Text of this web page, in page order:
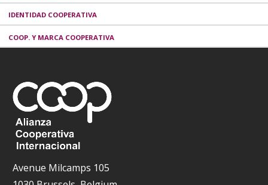
IDENTIDAD COOPERATIVA
COOP. Y MARCA COOPERATIVA
Avenue Milcamps 105